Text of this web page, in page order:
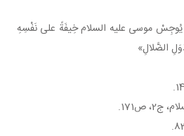
خطبه4. «لَم يُوجِسْ موسى عليه السلام خِيفَةً على نَفْسِهِ
الضَّلالِ»
ص171.